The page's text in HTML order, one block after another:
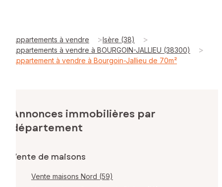
Appartements à vendre >Isère (38) >
Appartements à vendre à BOURGOIN-JALLIEU (38300) >
Appartement à vendre à Bourgoin-Jallieu de 70m²
Annonces immobilières par
département
Vente de maisons
Vente maisons Nord (59)